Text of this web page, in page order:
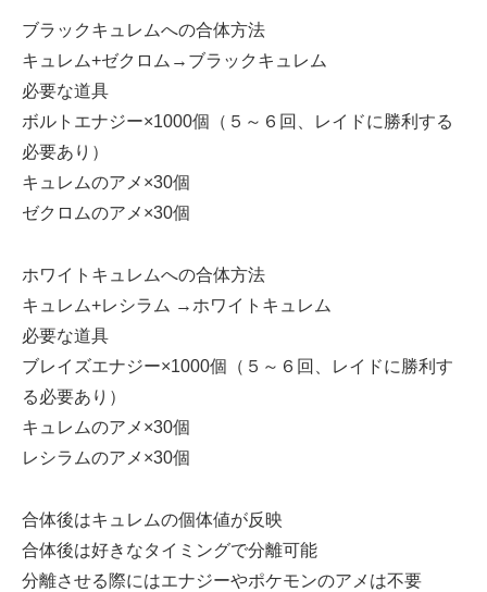
ブラックキュレムへの合体方法
キュレム+ゼクロム→ブラックキュレム
必要な道具
ボルトエナジー×1000個（５～６回、レイドに勝利する
必要あり）
キュレムのアメ×30個
ゼクロムのアメ×30個
ホワイトキュレムへの合体方法
キュレム+レシラム →ホワイトキュレム
必要な道具
ブレイズエナジー×1000個（５～６回、レイドに勝利す
る必要あり）
キュレムのアメ×30個
レシラムのアメ×30個
合体後はキュレムの個体値が反映
合体後は好きなタイミングで分離可能
分離させる際にはエナジーやポケモンのアメは不要